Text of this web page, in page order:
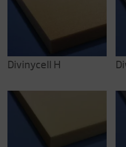
Divinycell H